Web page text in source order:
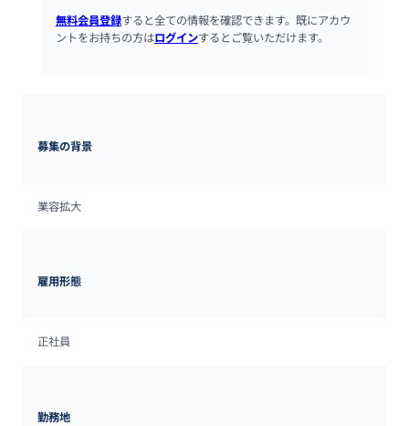
無料会員登録すると全ての情報を確認できます。既にアカウ
ントをお持ちの方はログインするとご覧いただけます。
募集の背景
業容拡大
雇用形態
正社員
勤務地